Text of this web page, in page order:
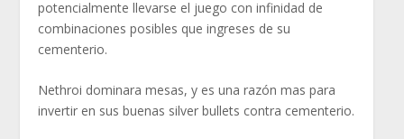
potencialmente llevarse el juego con infinidad de
combinaciones posibles que ingreses de su
cementerio.
Nethroi dominara mesas, y es una razón mas para
invertir en sus buenas silver bullets contra cementerio.